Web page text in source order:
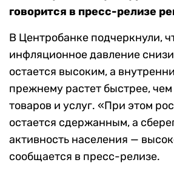
говорится в пресс-релизе
В Центробанке подчеркнули,
инфляционное давление
остается высоким, а
прежнему растет быстрее,
товаров и услуг. «При этом
остается сдержанным, а
активность населения —
сообщается в пресс-релизе.